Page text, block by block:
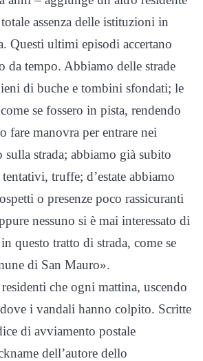
assenza delle istituzioni in
Questi ultimi episodi accertano
da tempo. Abbiamo delle strade
di buche e tombini sfondati; le
se fossero in pista, rendendo
fare manovra per entrare nei
sulla strada; abbiamo già subito
truffe; d’estate abbiamo
o presenze poco rassicuranti
nessuno si è mai interessato di
questo tratto di strada, come se
di San Mauro».
residenti che ogni mattina, uscendo
i vandali hanno colpito. Scritte
di avviamento postale
dell’autore dello